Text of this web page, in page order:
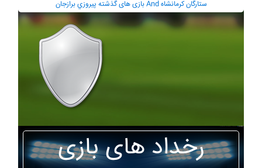
بازی های گذشته پيروزي برازجان And ستارگان کرمانشاه
رخداد های بازی